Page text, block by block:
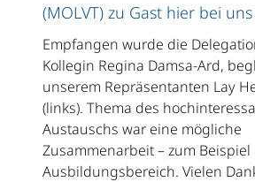
(MOLVT) zu Gast hier bei
Empfangen wurde die
Kollegin Regina Damsa-Ard,
unserem Repräsentanten Lay
(links). Thema des
Austauschs war eine mögliche
Zusammenarbeit – zum Beispiel
Ausbildungsbereich. Vielen